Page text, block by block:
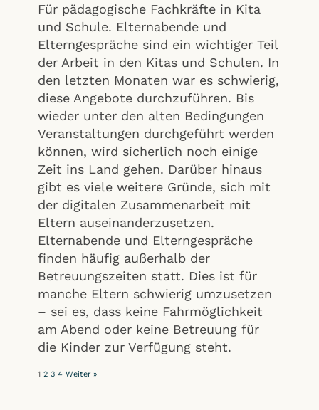
Für pädagogische Fachkräfte in Kita
und Schule. Elternabende und
Elterngespräche sind ein wichtiger Teil
der Arbeit in den Kitas und Schulen. In
den letzten Monaten war es schwierig,
diese Angebote durchzuführen. Bis
wieder unter den alten Bedingungen
Veranstaltungen durchgeführt werden
können, wird sicherlich noch einige
Zeit ins Land gehen. Darüber hinaus
gibt es viele weitere Gründe, sich mit
der digitalen Zusammenarbeit mit
Eltern auseinanderzusetzen.
Elternabende und Elterngespräche
finden häufig außerhalb der
Betreuungszeiten statt. Dies ist für
manche Eltern schwierig umzusetzen
– sei es, dass keine Fahrmöglichkeit
am Abend oder keine Betreuung für
die Kinder zur Verfügung steht.
1 2 3 4 Weiter »